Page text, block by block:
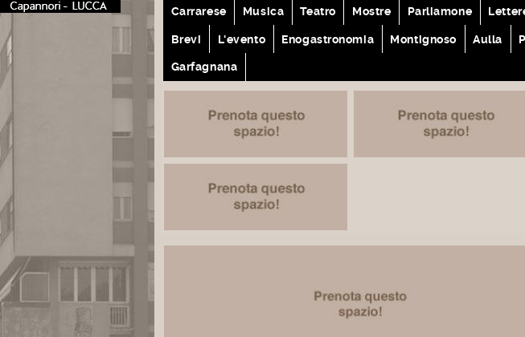
Carrarese Musica Teatro Mostre Parliamone
Brevi L'evento Enogastronomia Montignoso Aulla
Garfagnana